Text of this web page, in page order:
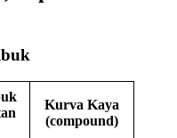
Kurva Kaya
(compound)